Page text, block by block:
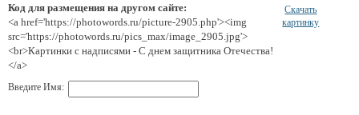
Код для размещения на другом сайте:
<a href='https://photowords.ru/picture-2905.php'><img
src='https://photowords.ru/pics_max/image_2905.jpg'>
<br>Картинки с надписями - С днем защитника Отечества!
</a>
Скачать
картинку
Введите Имя: